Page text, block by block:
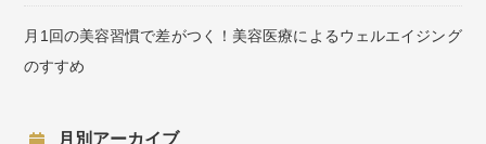
月1回の美容習慣で差がつく！美容医療によるウェルエイジング
のすすめ
月別アーカイブ